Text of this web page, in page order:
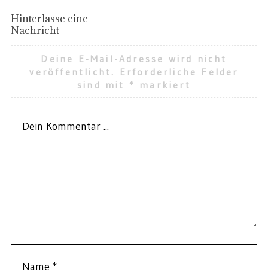
Hinterlasse eine
Nachricht
Deine E-Mail-Adresse wird nicht
veröffentlicht.
Erforderliche Felder
sind mit * markiert